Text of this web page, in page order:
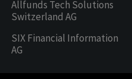
Allfunds Tech Solutions
Switzerland AG
SIX Financial Information
AG